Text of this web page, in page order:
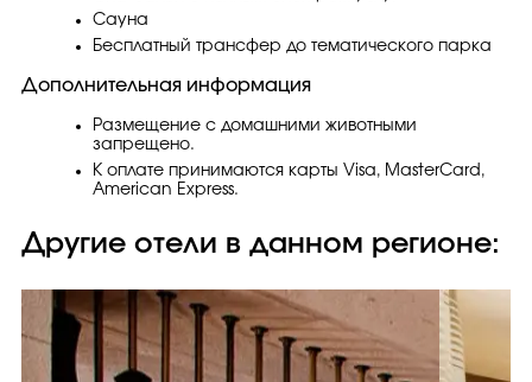
Сауна
Бесплатный трансфер до тематического парка
Дополнительная информация
Размещение с домашними животными
запрещено.
К оплате принимаются карты Visa, MasterCard,
American Express.
Другие отели в данном регионе: